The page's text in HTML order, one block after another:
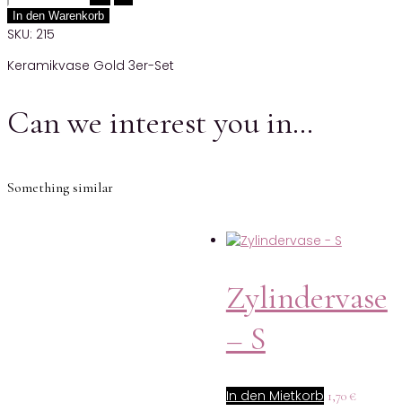
In den Warenkorb
SKU: 215
Keramikvase Gold 3er-Set
Can we interest you in…
Something similar
Zylindervase
– S
In den Mietkorb 1,70 €